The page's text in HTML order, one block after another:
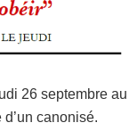
26 septembre au
canonisé.